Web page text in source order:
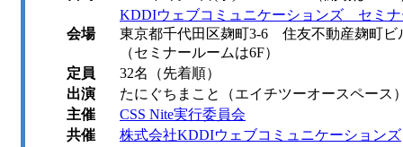
会場
KDDIウェブコミュニケーションズ セミナ
東京都千代田区麹町3-6 住友不動産麹町ビ
（セミナールームは6F）
定員
32名（先着順）
出演
たにぐちまこと（エイチツーオースペース
主催
CSS Nite実行委員会
共催
株式会社KDDIウェブコミュニケーションズ